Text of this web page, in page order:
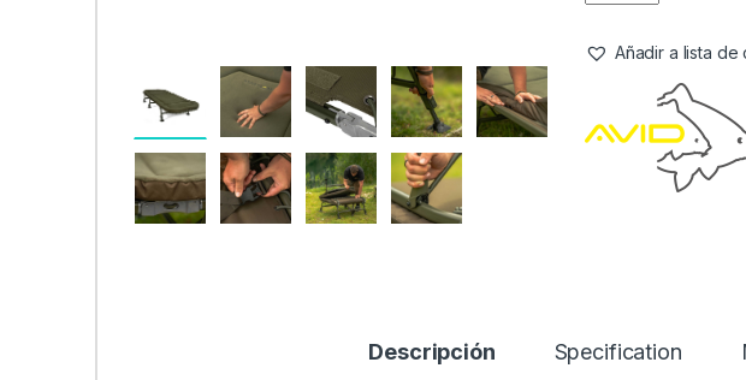
Añadir a lista de
Descripción Specification